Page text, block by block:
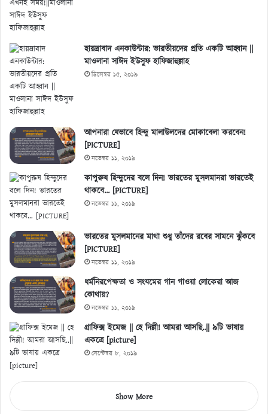
হায়দ্রাবাদ এনকাউন্টার: ভারতীয়দের প্রতি একটি আহ্বান ||
মাওলানা সাঈদ ইউসুফ হাফিজাহুল্লাহ
ডিসেম্বর ১৫, ২০১৯
আপনারা যেভাবে হিন্দু মালাউলদের মোকাবেলা করবেন!
[PICTURE]
নভেম্বর ১১, ২০১৯
কাপুরুষ হিন্দুদের বলে দিন! ভারতের মুসলমানরা ভারতেই
থাকবে… [PICTURE]
নভেম্বর ১১, ২০১৯
ভারতের মুসলমানের মাথা শুধু তাঁদের রবের সামনে ঝুঁকবে
[PICTURE]
নভেম্বর ১১, ২০১৯
ধর্মনিরপেক্ষতা ও সংযমের গান গাওয়া লোকেরা আজ
কোথায়?
নভেম্বর ১১, ২০১৯
গ্রাফিক্স ইমেজ || হে দিল্লী! আমরা আসছি..|| ৯টি ভাষায়
একত্রে [picture]
সেপ্টেম্বর ৮, ২০১৯
Show More